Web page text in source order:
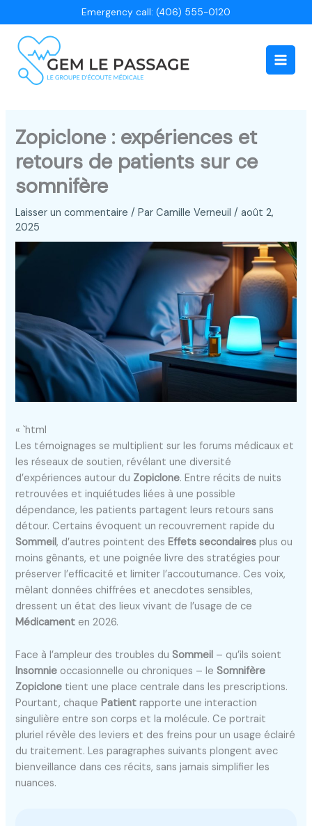
au
contenu
Emergency call: (406) 555-0120
Main
Zopiclone : expériences et
retours de patients sur ce
somnifère
Laisser un commentaire / ParCamille Verneuil/août 2,
2025
« `html
Les témoignages se multiplient sur les forums médicaux et
les réseaux de soutien, révélant une diversité
d’expériences autour du Zopiclone. Entre récits de nuits
retrouvées et inquiétudes liées à une possible
dépendance, les patients partagent leurs retours sans
détour. Certains évoquent un recouvrement rapide du
Sommeil, d’autres pointent desEffets secondaires plus ou
moins gênants, et une poignée livre des stratégies pour
préserver l’efficacité et limiter l’accoutumance. Ces voix,
mêlant données chiffrées et anecdotes sensibles,
dressent un état des lieux vivant de l’usage de ce
Médicament en 2026.
Face à l’ampleur des troubles du Sommeil – qu’ils soient
Insomnie occasionnelle ou chroniques – le Somnifère
Zopiclone tient une place centrale dans les prescriptions.
Pourtant, chaquePatient rapporte une interaction
singulière entre son corps et la molécule. Ce portrait
pluriel révèle des leviers et des freins pour un usage éclairé
du traitement. Les paragraphes suivants plongent avec
bienveillance dans ces récits, sans jamais simplifier les
nuances.